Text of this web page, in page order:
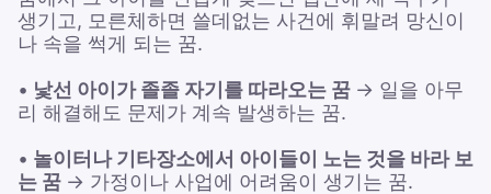
생기고, 모른체하면 쓸데없는 사건에 휘말려 망신이
나 속을 썩게 되는 꿈.
• 낯선 아이가 졸졸 자기를 따라오는 꿈 → 일을 아무
리 해결해도 문제가 계속 발생하는 꿈.
• 놀이터나 기타장소에서 아이들이 노는 것을 바라 보
는 꿈 → 가정이나 사업에 어려움이 생기는 꿈.